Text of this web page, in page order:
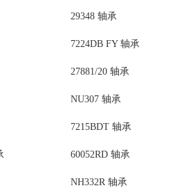
29348 轴承
7224DB FY 轴承
27881/20 轴承
NU307 轴承
7215BDT 轴承
60052RD 轴承
NH332R 轴承